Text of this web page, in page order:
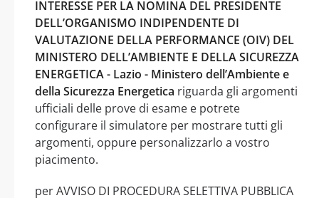
INTERESSE PER LA NOMINA DEL PRESIDENTE
DELL’ORGANISMO INDIPENDENTE DI
VALUTAZIONE DELLA PERFORMANCE (OIV) DEL
MINISTERO DELL’AMBIENTE E DELLA SICUREZZA
ENERGETICA - Lazio - Ministero dell’Ambiente e
della Sicurezza Energetica riguarda gli argomenti
ufficiali delle prove di esame e potrete
configurare il simulatore per mostrare tutti gli
argomenti, oppure personalizzarlo a vostro
piacimento.
per AVVISO DI PROCEDURA SELETTIVA PUBBLICA